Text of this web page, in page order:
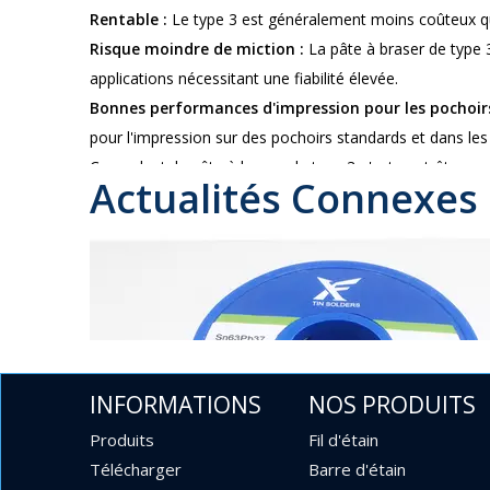
Rentable : Le type 3 est généralement moins coûteux
Risque moindre de miction : La pâte à braser de type
applications nécessitant une fiabilité élevée.
Bonnes performances d'impression pour les
pour l'impression sur des pochoirs standards et dans
Cependant, la pâte à braser de type 3 n'est peut-être
grande taille de particules limite sa capacité à passer à
Pâte à souder de type 4 (Type 4) (63 % d'étain
La pâte à souder de type 4 (63 % d'étain et 37 % de
applications à pas plus fin. Les principaux avantages
Qualité d'impression améliorée pour les
Les particules plus petites permettent une meilleure
Billes de soudure réduites :
La répartition plus fine
Libération améliorée du pochoir dans les
application plus précise de la pâte à souder dans les
Actualités Connexes
INFORMATIONS
Produits
Télécharger
NOS PRODUITS
Fil d'étain
Barre d'étain